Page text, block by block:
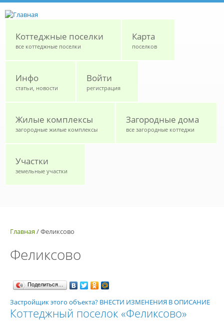
Коттеджные поселки
все коттеджные поселки
Карта
поселков
Инфо
статьи, новости
Войти
регистрация
Жилые комплексы
загородные жилые комплексы
Загородные дома
все загородные коттеджи
Участки
земельные участки
Главная /Феликсово
Феликсово
Поделиться…
Застройщик этого объекта? ВНЕСТИ ИЗМЕНЕНИЯ В ОПИСАНИЕ
Коттеджный поселок «Феликсово»